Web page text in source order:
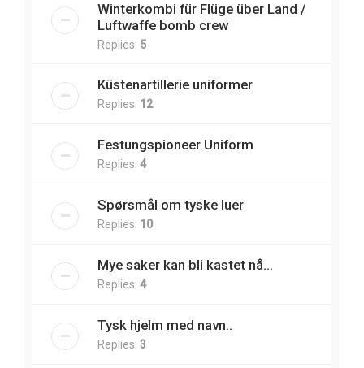
Winterkombi für Flüge über Land /
Luftwaffe bomb crew
Replies: 5
Küstenartillerie uniformer
Replies: 12
Festungspioneer Uniform
Replies: 4
Spørsmål om tyske luer
Replies: 10
Mye saker kan bli kastet nå...
Replies: 4
Tysk hjelm med navn..
Replies: 3